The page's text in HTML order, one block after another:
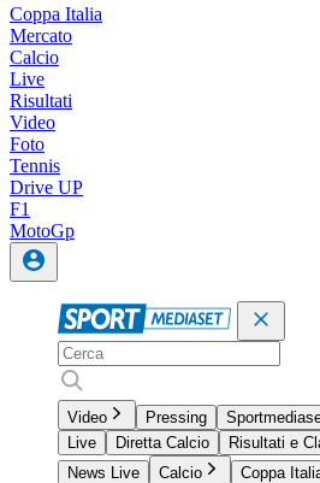
Coppa Italia
Mercato
Calcio
Live
Risultati
Video
Foto
Tennis
Drive UP
F1
MotoGp
Video Pressing
Live
Diretta Calcio
Risultati e
News Live
Calcio Coppa